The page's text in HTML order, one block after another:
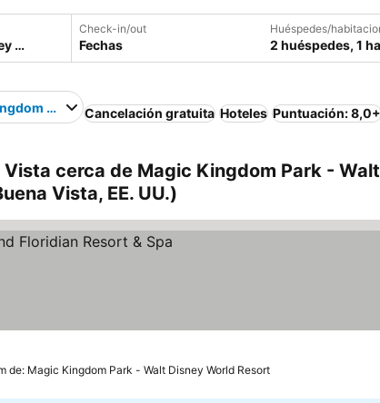
Check-in/out
Fechas
Huéspedes/
2 huéspedes, 1
Park - Walt Disney World Resort
Cancelación gratuita Hoteles Puntuación:
cerca de Magic Kingdom Park - Walt
Vista, EE. UU.)
de: Magic Kingdom Park - Walt Disney World Resort